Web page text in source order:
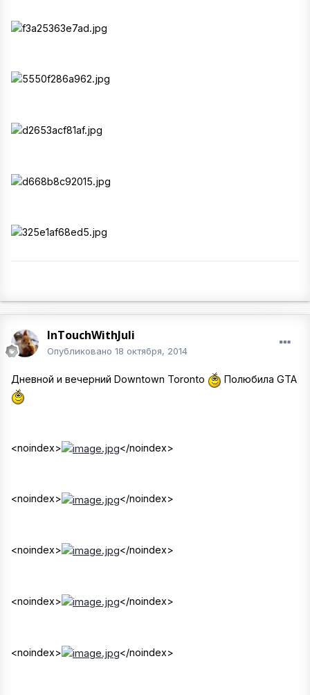
InTouchWithJuli
Опубликовано 18 октября, 2014
Дневной и вечерний Downtown Toronto Полюбила GTA
<noindex> </noindex>
<noindex> </noindex>
<noindex> </noindex>
<noindex> </noindex>
<noindex> </noindex>